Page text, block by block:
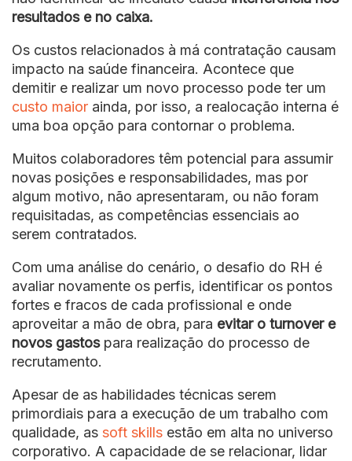
resultados e no caixa.
Os custos relacionados à má contratação causam
impacto na saúde financeira. Acontece que
demitir e realizar um novo processo pode ter um
custo maior ainda, por isso, a realocação interna é
uma boa opção para contornar o problema.
Muitos colaboradores têm potencial para assumir
novas posições e responsabilidades, mas por
algum motivo, não apresentaram, ou não foram
requisitadas, as competências essenciais ao
serem contratados.
Com uma análise do cenário, o desafio do RH é
avaliar novamente os perfis, identificar os pontos
fortes e fracos de cada profissional e onde
aproveitar a mão de obra, para evitar o turnover e
novos gastospara realização do processo de
recrutamento.
Apesar de as habilidades técnicas serem
primordiais para a execução de um trabalho com
qualidade, as soft skills estão em alta no universo
corporativo. A capacidade de se relacionar, lidar